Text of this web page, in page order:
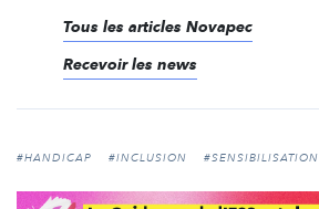
Tous les articles Novapec
Recevoir les news
#HANDICAP #INCLUSION #SENSIBILISATION